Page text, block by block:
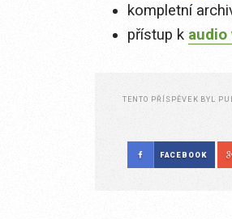
kompletní
přístup k audio
TENTO PŘÍSPĚVEK BYL
FACEBOOK